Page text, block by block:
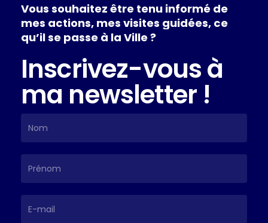
Vous souhaitez être tenu informé de
mes actions, mes visites guidées, ce
qu’ilse passe à la Ville?
Inscrivez-vous à
ma newsletter !